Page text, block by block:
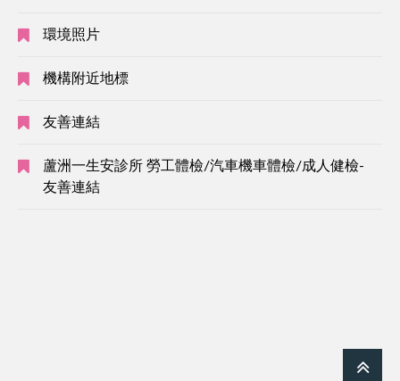
環境照片
機構附近地標
友善連結
蘆洲一生安診所 勞工體檢/汽車機車體檢/成人健檢-
友善連結